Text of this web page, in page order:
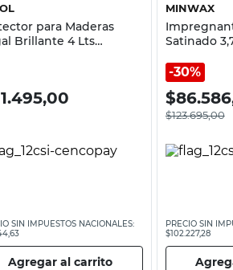
para Maderas
Brillante 4 Lts
SIN IMPUESTOS NACIONALES:
Agregar al carrito
MINWAX
Satinado
30%
$
$123.695,00
PRECIO SIN
$102.227,28